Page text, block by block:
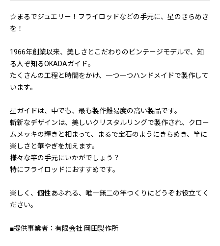
☆まるでジュエリー！フライロッドなどの手元に、星のきらめき
を！
1966年創業以来、美しさとこだわりのビンテージモデルで、知
る人ぞ知るOKADAガイド。
たくさんの工程と時間をかけ、一つ一つハンドメイドで製作して
います。
星ガイドは、中でも、最も製作難易度の高い製品です。
斬新なデザインは、美しいクリスタルリングで製作され、クロー
ムメッキの輝きと相まって、まるで宝石のようにきらめき、竿に
楽しさと華やぎを加えます。
様々な竿の手元にいかがでしょう？
特にフライロッドにおすすめです。
楽しく、個性あふれる、唯一無二の竿つくりにどうぞお役立てく
ださい。
■提供事業者：有限会社 岡田製作所